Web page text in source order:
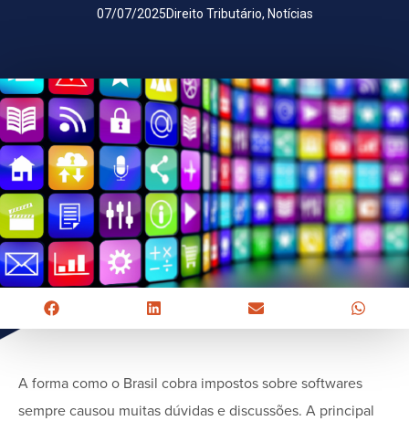
07/07/2025Direito Tributário, Notícias
A forma como o Brasil cobra impostos sobre softwares
sempre causou muitas dúvidas e discussões. A principal